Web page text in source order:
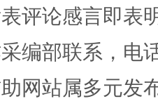
超标问题” 法
评论感言即表
编部联系，电
网站属多元发